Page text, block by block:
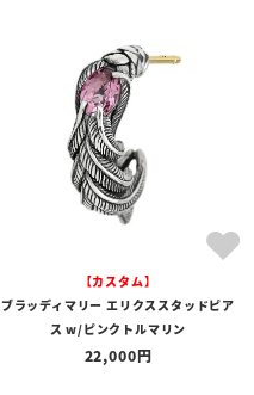
【カスタム】
ブラッディマリー エリクススタッドピア
ス w/ピンクトルマリン
22,000